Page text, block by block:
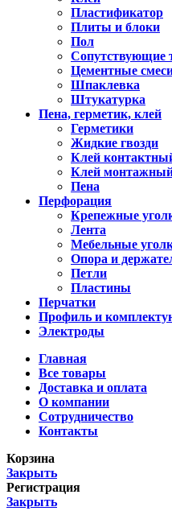
Пластификатор
Плиты и блоки
Пол
Сопутствующие
Цементные
Шпаклевка
Штукатурка
Пена, герметик, клей
Герметики
Жидкие гвозди
Клей
Клей
Пена
Перфорация
Крепежные
Лента
Мебельные
Опора и
Петли
Пластины
Перчатки
Профиль и
Электроды
Главная
Все товары
Доставка и оплата
О компании
Сотрудничество
Контакты
Корзина
Закрыть
Регистрация
Закрыть